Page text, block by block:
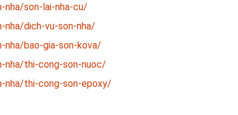
nha/son-lai-nha-cu/
nha/dich-vu-son-nha/
nha/bao-gia-son-kova/
nha/thi-cong-son-nuoc/
nha/thi-cong-son-epoxy/